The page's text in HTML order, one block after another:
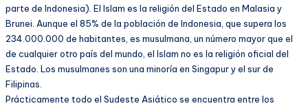
parte de Indonesia). El Islam es la religión del Estado en Malasia y
Brunei. Aunque el 85% de la población de Indonesia, que supera los
234.000.000 de habitantes, es musulmana, un número mayor que el
de cualquier otro país del mundo, el Islam no es la religión oficial del
Estado. Los musulmanes son una minoría en Singapur y el sur de
Filipinas.
Prácticamente todo el Sudeste Asiático se encuentra entre los